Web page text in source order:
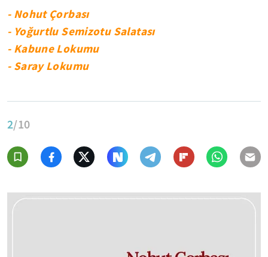
- Nohut Çorbası
- Yoğurtlu Semizotu Salatası
- Kabune Lokumu
- Saray Lokumu
2/10